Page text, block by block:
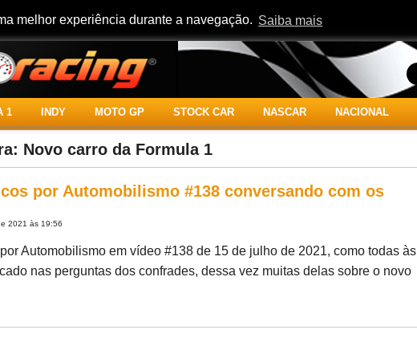
melhor experiência durante a navegação. Saiba mais
1 INDY MOTO GP STOCK CAR NASCAR NACIONAL
Novo carro da Formula 1
por Automobilismo #138 conversando com os
2021 às 19:56
Automobilismo em vídeo #138 de 15 de julho de 2021, como todas às
nas perguntas dos confrades, dessa vez muitas delas sobre o novo